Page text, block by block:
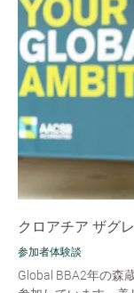
クロアチア ザグ
参加者体験談
Global BBA2年の森